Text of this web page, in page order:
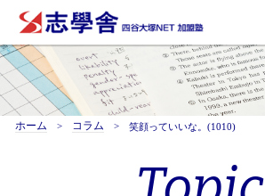
ホーム コラム 笑顔っていいな。(1010)